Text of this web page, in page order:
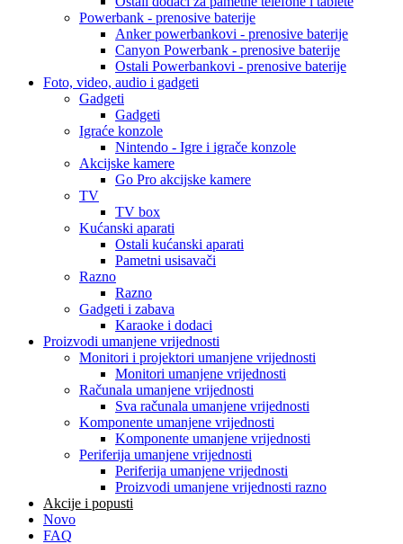
Powerbank - prenosive baterije
Anker powerbankovi - prenosive baterije
Canyon Powerbank - prenosive baterije
Ostali Powerbankovi - prenosive baterije
Foto, video, audio i gadgeti
Gadgeti
Gadgeti
Igraće konzole
Nintendo - Igre i igrače konzole
Akcijske kamere
Go Pro akcijske kamere
TV
TV box
Kućanski aparati
Ostali kućanski aparati
Pametni usisavači
Razno
Razno
Gadgeti i zabava
Karaoke i dodaci
Proizvodi umanjene vrijednosti
Monitori i projektori umanjene vrijednosti
Monitori umanjene vrijednosti
Računala umanjene vrijednosti
Sva računala umanjene vrijednosti
Komponente umanjene vrijednosti
Komponente umanjene vrijednosti
Periferija umanjene vrijednosti
Periferija umanjene vrijednosti
Proizvodi umanjene vrijednosti razno
Akcije i popusti
Novo
FAQ